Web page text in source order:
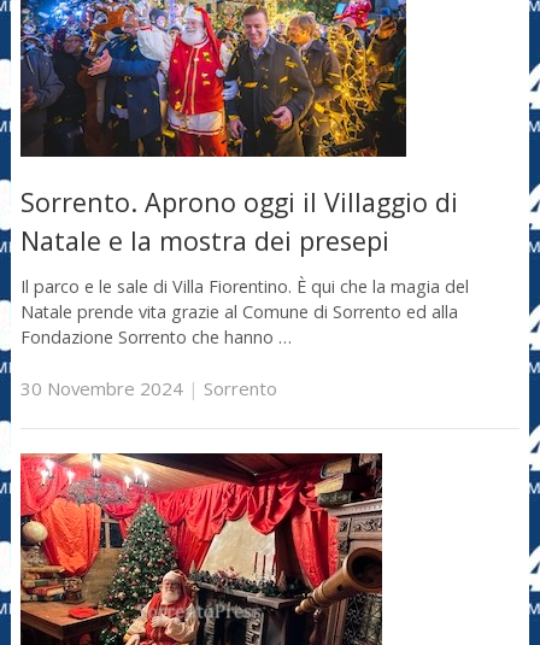
Sorrento. Aprono oggi il Villaggio di
Natale e la mostra dei presepi
Il parco e le sale di Villa Fiorentino. È qui che la magia del
Natale prende vita grazie al Comune di Sorrento ed alla
Fondazione Sorrento che hanno …
30 Novembre 2024| Sorrento